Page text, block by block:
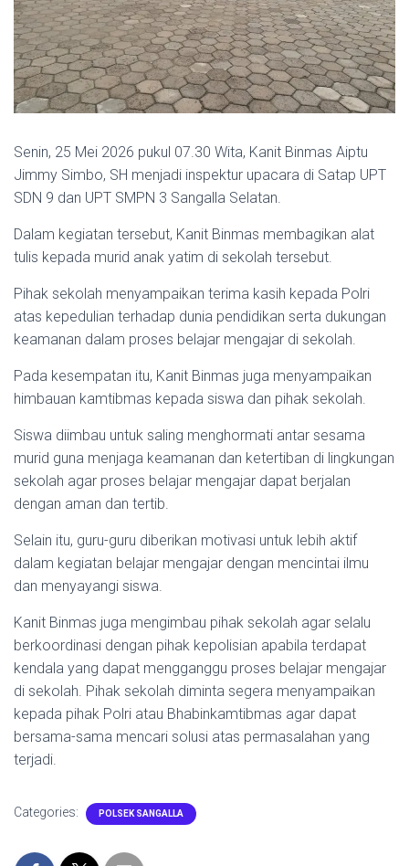
Senin, 25 Mei 2026 pukul 07.30 Wita, Kanit Binmas Aiptu
Jimmy Simbo, SH menjadi inspektur upacara di Satap UPT
SDN 9 dan UPT SMPN 3 Sangalla Selatan.
Dalam kegiatan tersebut, Kanit Binmas membagikan alat
tulis kepada murid anak yatim di sekolah tersebut.
Pihak sekolah menyampaikan terima kasih kepada Polri
atas kepedulian terhadap dunia pendidikan serta dukungan
keamanan dalam proses belajar mengajar di sekolah.
Pada kesempatan itu, Kanit Binmas juga menyampaikan
himbauan kamtibmas kepada siswa dan pihak sekolah.
Siswa diimbau untuk saling menghormati antar sesama
murid guna menjaga keamanan dan ketertiban di lingkungan
sekolah agar proses belajar mengajar dapat berjalan
dengan aman dan tertib.
Selain itu, guru-guru diberikan motivasi untuk lebih aktif
dalam kegiatan belajar mengajar dengan mencintai ilmu
dan menyayangi siswa.
Kanit Binmas juga mengimbau pihak sekolah agar selalu
berkoordinasi dengan pihak kepolisian apabila terdapat
kendala yang dapat mengganggu proses belajar mengajar
di sekolah. Pihak sekolah diminta segera menyampaikan
kepada pihak Polri atau Bhabinkamtibmas agar dapat
bersama-sama mencari solusi atas permasalahan yang
terjadi.
Categories: POLSEK SANGALLA